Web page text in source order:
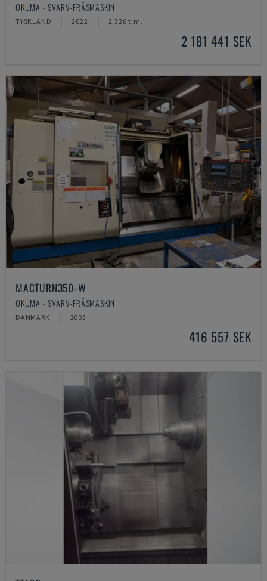
OKUMA - SVARV-FRÄSMASKIN
TYSKLAND 2022 2.326 tim.
2 181 441 SEK
MACTURN350-W
OKUMA - SVARV-FRÄSMASKIN
DANMARK 2003
416 557 SEK